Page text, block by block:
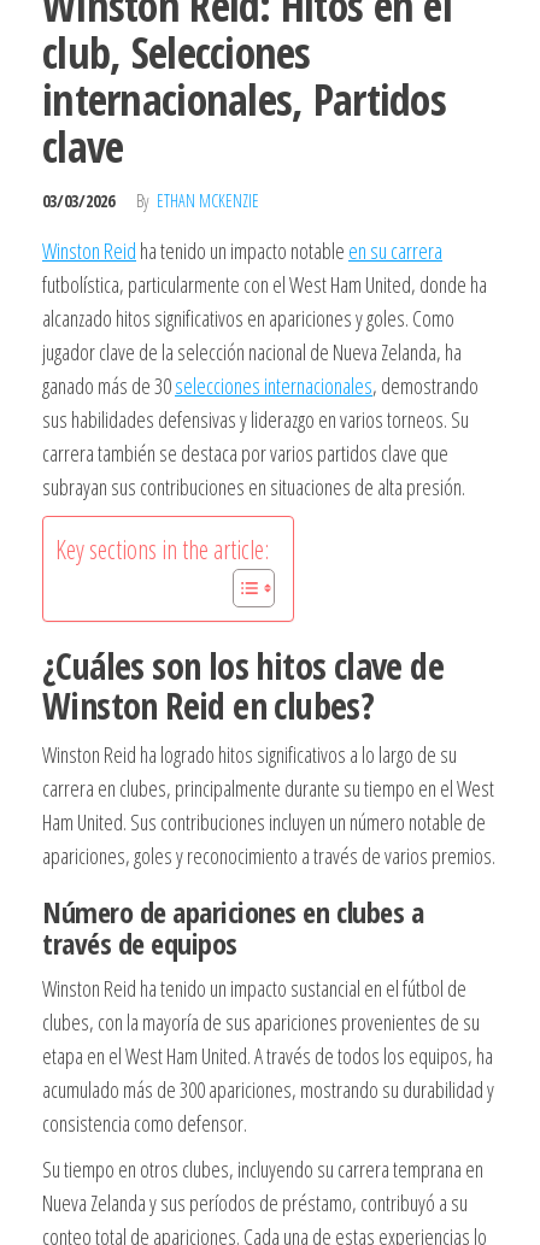
club, Selecciones
internacionales, Partidos
clave
03/03/2026 By ETHAN MCKENZIE
Winston Reid ha tenido un impacto notable en su carrera
futbolística, particularmente con el West Ham United, donde ha
alcanzado hitos significativos en apariciones y goles. Como
jugador clave de la selección nacional de Nueva Zelanda, ha
ganado más de 30selecciones internacionales, demostrando
sus habilidades defensivas y liderazgo en varios torneos. Su
carrera también se destaca por varios partidos clave que
subrayan sus contribuciones en situaciones de alta presión.
Key sections in the article:
¿Cuáles son los hitos clave de
Winston Reid en clubes?
Winston Reid ha logrado hitos significativos a lo largo de su
carrera en clubes, principalmente durante su tiempo en el West
Ham United. Sus contribuciones incluyen un número notable de
apariciones, goles y reconocimiento a través de varios premios.
Número de apariciones en clubes a
través de equipos
Winston Reid ha tenido un impacto sustancial en el fútbol de
clubes, con la mayoría de sus apariciones provenientes de su
etapa en el West Ham United. A través de todos los equipos, ha
acumulado más de 300 apariciones, mostrando su durabilidad y
consistencia como defensor.
Su tiempo en otros clubes, incluyendo su carrera temprana en
Nueva Zelanda y sus períodos de préstamo, contribuyó a su
conteo total de apariciones. Cada una de estas experiencias lo